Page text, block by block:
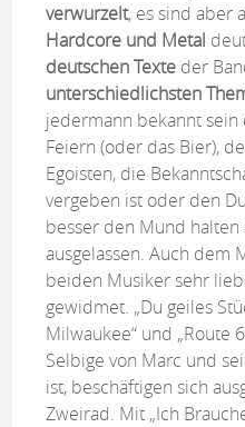
verwurzelt, es sind aber
Hardcore und Metal
deutschen Texte der
unterschiedlichsten
jedermann bekannt
Feiern (oder das Bier),
Egoisten, die
vergeben ist oder den
besser den Mund
ausgelassen. Auch dem
beiden Musiker sehr
gewidmet. „Du geiles
Milwaukee“ und „Route
Selbige von Marc und
ist, beschäftigen sich
Zweirad. Mit „Ich